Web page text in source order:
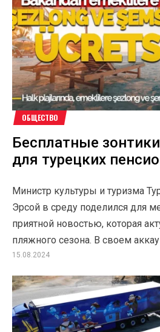
ОБЩЕСТВО
Бесплатные
для турецких
Министр культуры и туризма
Эрсой в среду поделился для
приятной новостью, которая
пляжного сезона. В своем
15.08.2024